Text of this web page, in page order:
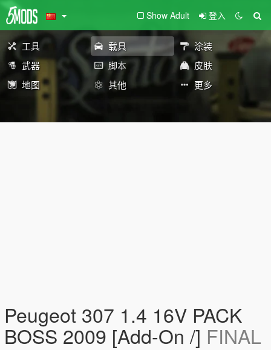
Show Adult 登入
工具 载具
涂装
武器
脚本
皮肤
地图
其他 更多
Peugeot 307 1.4 16V PACK
BOSS 2009 [Add-On /] FINAL